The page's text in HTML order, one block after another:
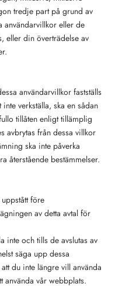
tredje part på grund av
användarvillkor eller de
eller din överträdelse av
användarvillkor fastställs
verkställa, ska en sådan
tillåten enligt tillämplig
avbrytas från dessa villkor
ska inte påverka
återstående bestämmelser.
före
av detta avtal för
inte och tills de avslutas av
säga upp dessa
du inte längre vill använda
använda vår webbplats.